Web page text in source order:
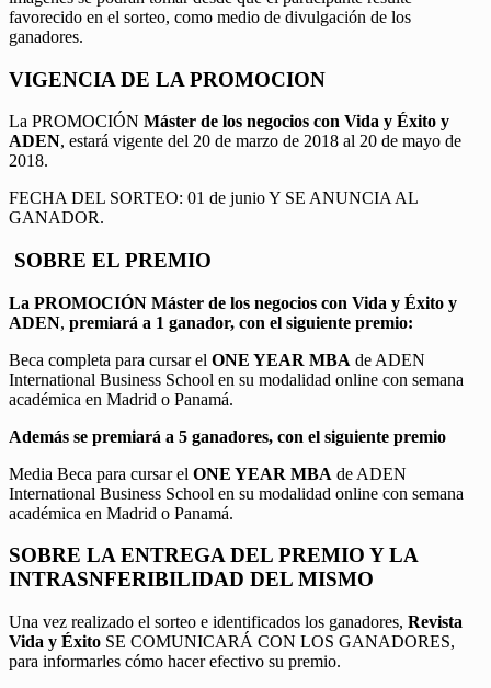
favorecido en el sorteo, como medio de divulgación de los
ganadores.
VIGENCIA DE LA PROMOCION
La PROMOCIÓN Máster de los negocios con Vida y Éxito y
ADEN, estará vigente del 20 de marzo de 2018 al 20 de mayo de
2018.
FECHA DEL SORTEO: 01 de junio Y SE ANUNCIA AL
GANADOR.
SOBRE EL PREMIO
La PROMOCIÓN Máster de los negocios con Vida y Éxito y
ADEN, premiará a 1 ganador, con el siguiente premio:
Beca completa para cursar el ONE YEAR MBA de ADEN
International Business School en su modalidad online con semana
académica en Madrid o Panamá.
Además se premiará a 5 ganadores, con el siguiente premio
Media Beca para cursar el ONE YEAR MBA de ADEN
International Business School en su modalidad online con semana
académica en Madrid o Panamá.
SOBRE LA ENTREGA DEL PREMIO Y LA
INTRASNFERIBILIDAD DEL MISMO
Una vez realizado el sorteo e identificados los ganadores, Revista
Vida y Éxito SE COMUNICARÁ CON LOS GANADORES,
para informarles cómo hacer efectivo su premio.